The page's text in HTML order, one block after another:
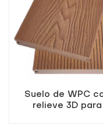
Suelo de WPC
relieve 3D para